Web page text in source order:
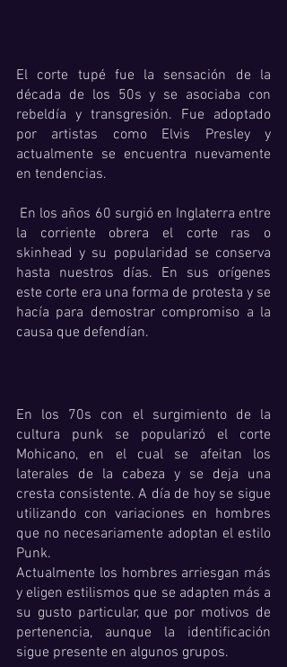
El corte tupé fue la sensación de la
década de los 50s y se asociaba con
rebeldía y transgresión. Fue adoptado
por artistas como Elvis Presley y
actualmente se encuentra nuevamente
en tendencias.
la corriente obrera el corte ras o
skinhead y su popularidad se conserva
hasta nuestros días. En sus orígenes
este corte era una forma de protesta y se
hacía para demostrar compromiso a la
causa que defendían.
En los 70s con el surgimiento de la
cultura punk se popularizó el corte
Mohicano, en el cual se afeitan los
laterales de la cabeza y se deja una
cresta consistente. A día de hoy se sigue
utilizando con variaciones en hombres
que no necesariamente adoptan el estilo
Punk.
Actualmente los hombres arriesgan más
y eligen estilismos que se adapten más a
su gusto particular, que por motivos de
pertenencia, aunque la identificación
sigue presente en algunos grupos.